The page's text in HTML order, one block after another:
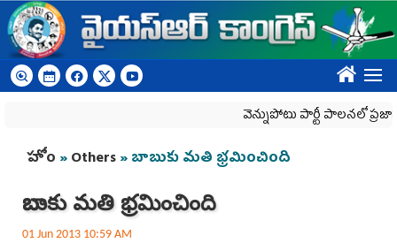
Skip to main content
????
వెన్నుపోటు పార్టీ పాలనలో
You are here
హోం »Others» బాబుకు మతి భ్రమించింది
బాబుకు మతి భ్రమించింది
01 Jun 2013 10:59 AM